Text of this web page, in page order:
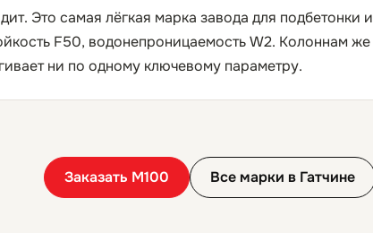
Это самая лёгкая марка завода для подбетонки и
F50, водонепроницаемость W2. Колоннам же
ни по одному ключевому параметру.
Заказать М100 Все марки в Гатчине